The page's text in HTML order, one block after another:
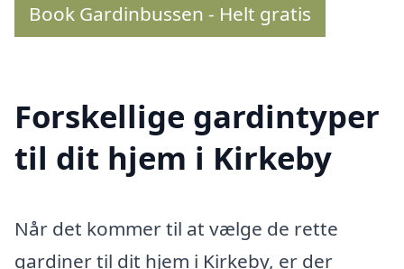
Book Gardinbussen - Helt gratis
Forskellige gardintyper
til dit hjem i Kirkeby
Når det kommer til at vælge de rette
gardiner til dit hjem i Kirkeby, er der